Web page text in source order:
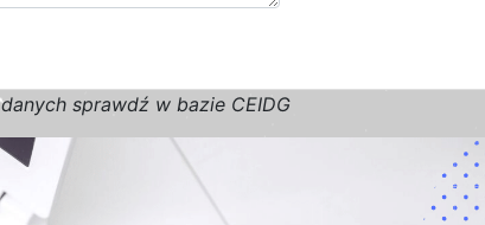
danych sprawdź w bazie CEIDG